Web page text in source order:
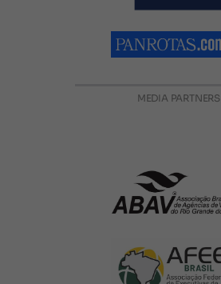
MEDIA PARTNERS